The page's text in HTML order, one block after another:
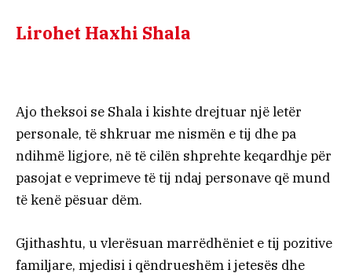
Lirohet Haxhi Shala
Ajo theksoi se Shala i kishte drejtuar një letër
personale, të shkruar me nismën e tij dhe pa
ndihmë ligjore, në të cilën shprehte keqardhje për
pasojat e veprimeve të tij ndaj personave që mund
të kenë pësuar dëm.
Gjithashtu, u vlerësuan marrëdhëniet e tij pozitive
familjare, mjedisi i qëndrueshëm i jetesës dhe